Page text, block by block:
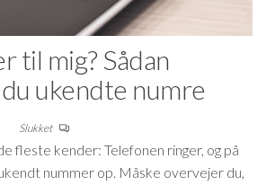
til mig? Sådan
ukendte numre
Slukket
fleste kender: Telefonen ringer, og på
nummer op. Måske overvejer du,